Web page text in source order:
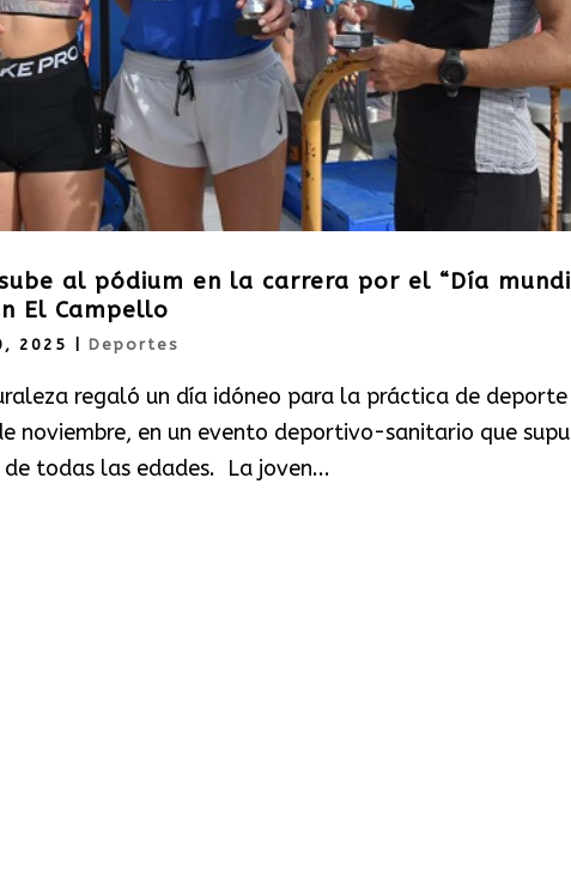
al pódium en la carrera por el “Día
El Campello
2025 Deportes
regaló un día idóneo para la práctica de
noviembre, en un evento deportivo-sanitario que
todas las edades. La joven...